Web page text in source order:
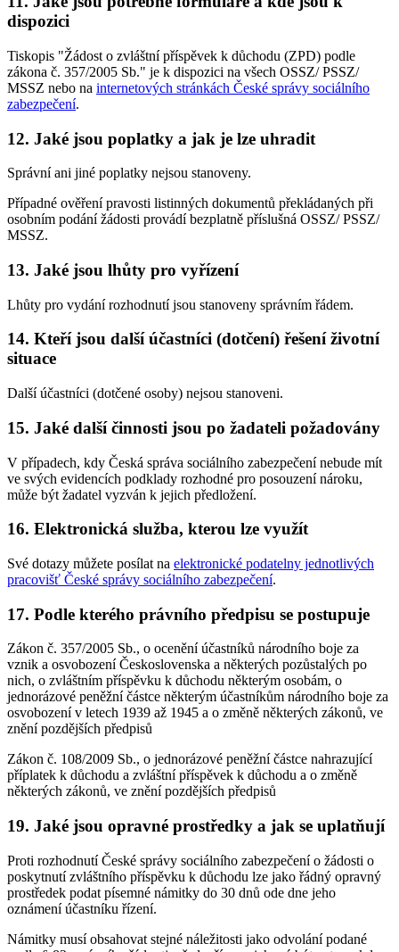
dispozici
Tiskopis "Žádost o zvláštní příspěvek k důchodu (ZPD) podle
zákona č. 357/2005 Sb." je k dispozici na všech OSSZ/ PSSZ/
MSSZ nebo na internetových stránkách České správy sociálního
zabezpečení.
12. Jaké jsou poplatky a jak je lze uhradit
Správní ani jiné poplatky nejsou stanoveny.
Případné ověření pravosti listinných dokumentů překládaných při
osobním podání žádosti provádí bezplatně příslušná OSSZ/ PSSZ/
MSSZ.
13. Jaké jsou lhůty pro vyřízení
Lhůty pro vydání rozhodnutí jsou stanoveny správním řádem.
14. Kteří jsou další účastníci (dotčení) řešení životní
situace
Další účastníci (dotčené osoby) nejsou stanoveni.
15. Jaké další činnosti jsou po žadateli požadovány
V případech, kdy Česká správa sociálního zabezpečení nebude mít
ve svých evidencích podklady rozhodné pro posouzení nároku,
může být žadatel vyzván k jejich předložení.
16. Elektronická služba, kterou lze využít
Své dotazy můžete posílat na elektronické podatelny jednotlivých
pracovišť České správy sociálního zabezpečení.
17. Podle kterého právního předpisu se postupuje
Zákon č. 357/2005 Sb., o ocenění účastníků národního boje za
vznik a osvobození Československa a některých pozůstalých po
nich, o zvláštním příspěvku k důchodu některým osobám, o
jednorázové peněžní částce některým účastníkům národního boje za
osvobození v letech 1939 až 1945 a o změně některých zákonů, ve
znění pozdějších předpisů
Zákon č. 108/2009 Sb., o jednorázové peněžní částce nahrazující
příplatek k důchodu a zvláštní příspěvek k důchodu a o změně
některých zákonů, ve znění pozdějších předpisů
19. Jaké jsou opravné prostředky a jak se uplatňují
Proti rozhodnutí České správy sociálního zabezpečení o žádosti o
poskytnutí zvláštního příspěvku k důchodu lze jako řádný opravný
prostředek podat písemné námitky do 30 dnů ode dne jeho
oznámení účastníku řízení.
Námitky musí obsahovat stejné náležitosti jako odvolání podané